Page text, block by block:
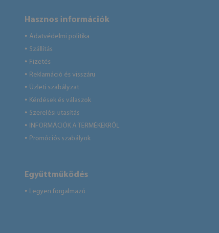
Hasznos információk
● Adatvédelmi politika
● Szállítás
● Fizetés
● Reklamáció és visszáru
● Üzleti szabályzat
● Kérdések és válaszok
● Szerelési utasítás
● INFORMÁCIÓK A TERMÉKEKRŐL
● Promóciós szabályok
Együttműködés
● Legyen forgalmazó